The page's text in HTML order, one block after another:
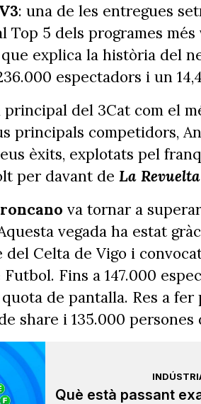
: una de les entregues
Top 5 dels programes
que explica la història del
espectadors i un
principal del 3Cat com el
principals competidors,
èxits, explotats pel
per davant de La Revuelta
va tornar a
vegada ha estat
Celta de Vigo i
Fins a 147.000
de pantalla. Res a
share i 135.000 persones
Què està passant